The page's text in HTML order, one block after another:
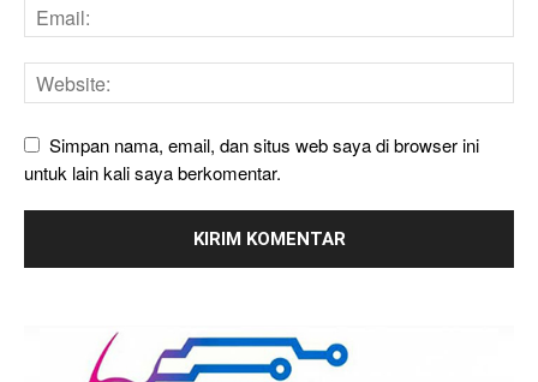
Simpan nama, email, dan situs web saya di browser ini
untuk lain kali saya berkomentar.